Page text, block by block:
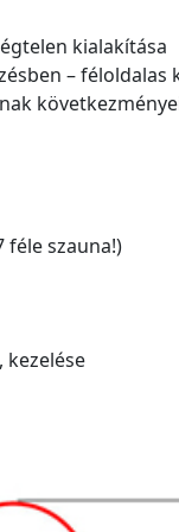
kialakítása
–
féle szauna!)
kezelése